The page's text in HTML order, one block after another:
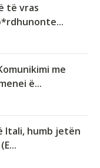
të vras
me
ë...
Itali, humb jetën